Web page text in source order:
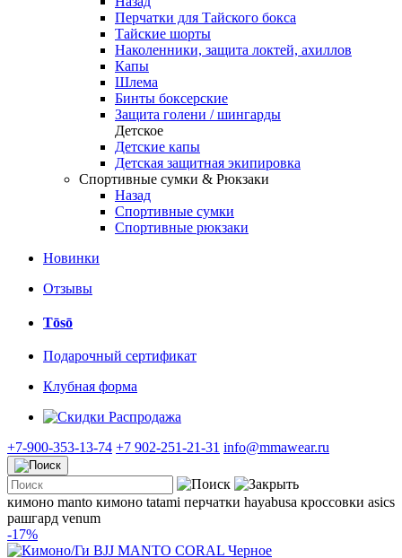
Перчатки для Тайского бокса
Тайские шорты
Наколенники, защита локтей, ахиллов
Капы
Шлема
Бинты боксерские
Защита голени / шингарды
Детское
Детские капы
Детская защитная экипировка
Спортивные сумки & Рюкзаки
Назад
Спортивные сумки
Спортивные рюкзаки
Новинки
Отзывы
Tōsō
Подарочный сертификат
Клубная форма
Распродажа
+7-900-353-13-74 +7 902-251-21-31 info@mmawear.ru
кимоно manto кимоно tatami перчатки hayabusa кроссовки asics
рашгард venum
-17%